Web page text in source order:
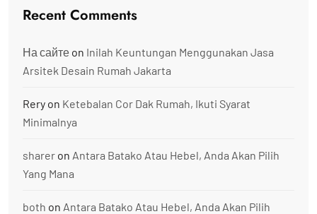
Recent Comments
На сайте on Inilah Keuntungan Menggunakan Jasa
Arsitek Desain Rumah Jakarta
Rery on Ketebalan Cor Dak Rumah, Ikuti Syarat
Minimalnya
sharer on Antara Batako Atau Hebel, Anda Akan Pilih
Yang Mana
both on Antara Batako Atau Hebel, Anda Akan Pilih